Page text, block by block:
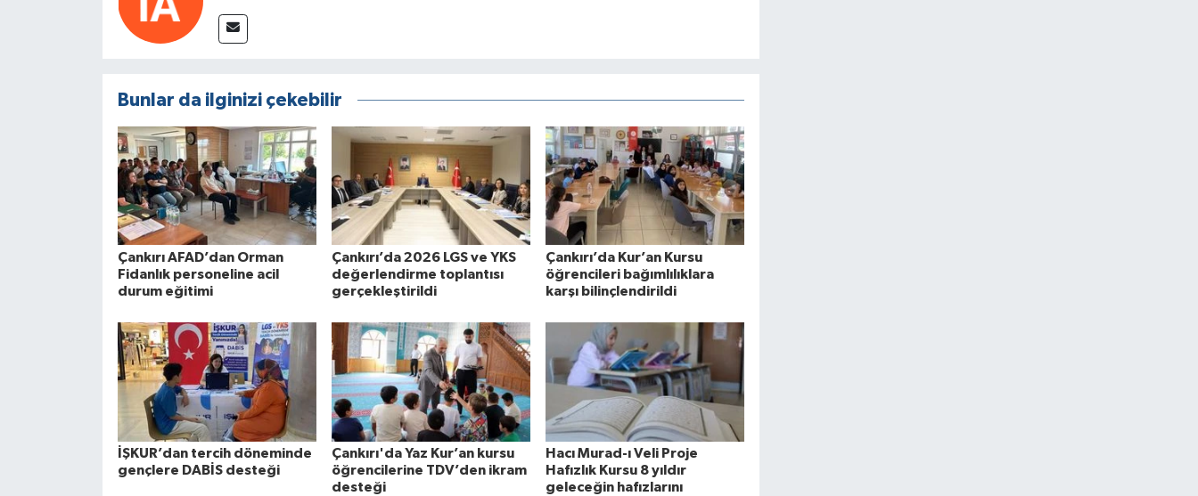
Bunlar da ilginizi çekebilir
Çankırı AFAD’dan Orman
Fidanlık personeline acil
durum eğitimi
Çankırı’da 2026 LGS ve YKS
değerlendirme toplantısı
gerçekleştirildi
Çankırı’da Kur’an Kursu
öğrencileri bağımlılıklara
karşı bilinçlendirildi
İŞKUR’dan tercih döneminde
gençlere DABİS desteği
Çankırı'da Yaz Kur’an kursu
öğrencilerine TDV’den ikram
desteği
Hacı Murad-ı Veli Proje
Hafızlık Kursu 8 yıldır
geleceğin hafızlarını